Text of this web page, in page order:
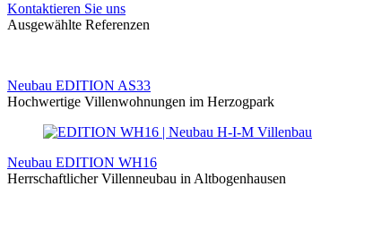
Kontaktieren Sie uns
Ausgewählte Referenzen
Neubau EDITION AS33
Hochwertige Villenwohnungen im Herzogpark
Neubau EDITION WH16
Herrschaftlicher Villenneubau in Altbogenhausen